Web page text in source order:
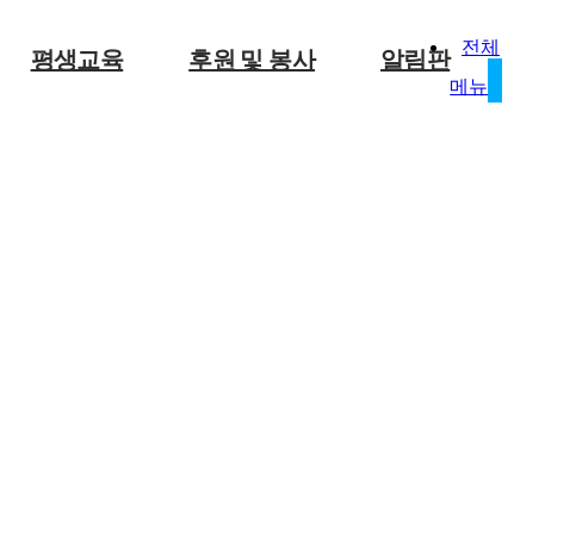
평생교육 후원 및 봉사 알림판
전체
메뉴